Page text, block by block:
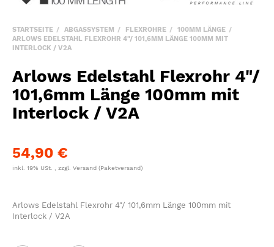
STARTSEITE ABGASSYSTEM FLEXROHRE
100MM LÄNGE
ARLOWS EDELSTAHL FLEXROHR 4"/ 101,6MM LÄNGE 100MM MIT
INTERLOCK / V2A
Arlows Edelstahl Flexrohr 4"/
101,6mm Länge 100mm mit
Interlock / V2A
54,90 €
inkl. 19% USt. , zzgl. Versand (Paketversand)
Arlows Edelstahl Flexrohr 4"/ 101,6mm Länge 100mm mit
Interlock / V2A